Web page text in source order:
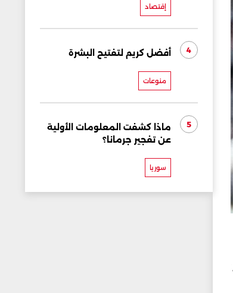
إقتصاد
4 أفضل كريم لتفتيح البشرة
منوعات
5
ماذا كشفت المعلومات الأولية
عن تفجير جرمانا؟
سوريا